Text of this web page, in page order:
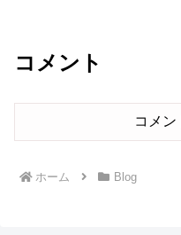
コメント
コメン
ホーム Blog